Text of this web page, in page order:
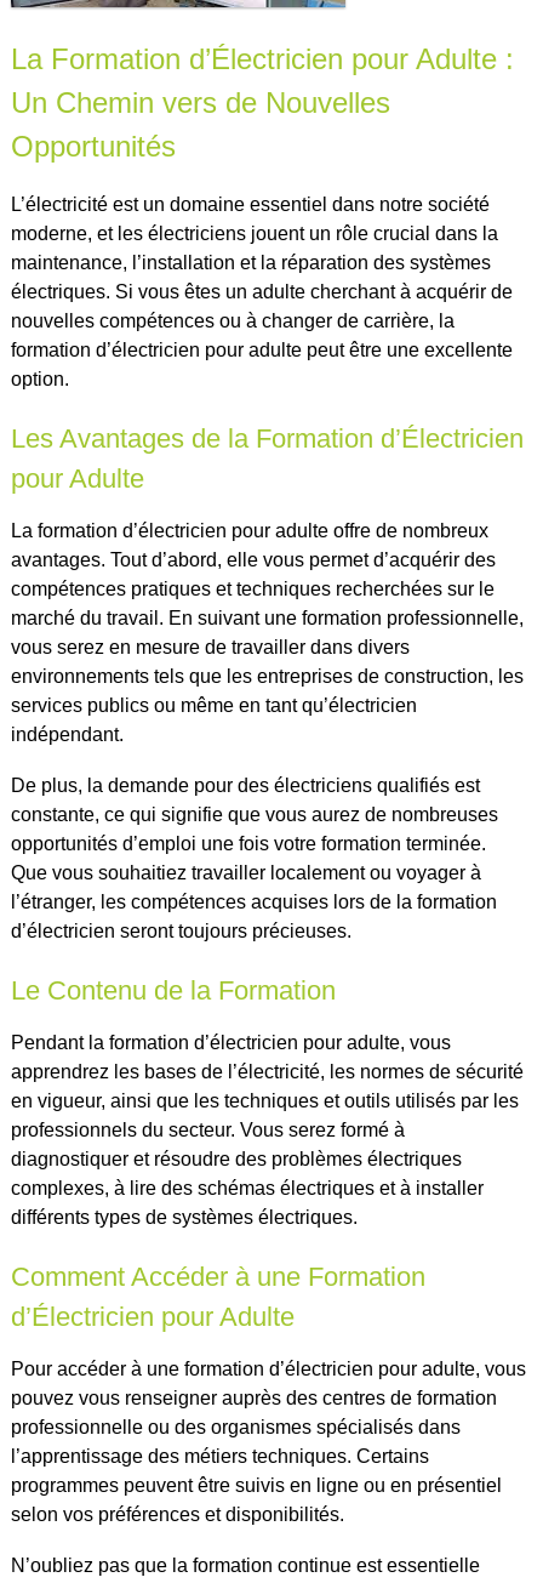
La Formation d’Électricien pour Adulte :
Un Chemin vers de Nouvelles
Opportunités
L’électricité est un domaine essentiel dans notre société
moderne, et les électriciens jouent un rôle crucial dans la
maintenance, l’installation et la réparation des systèmes
électriques. Si vous êtes un adulte cherchant à acquérir de
nouvelles compétences ou à changer de carrière, la
formation d’électricien pour adulte peut être une excellente
option.
Les Avantages de la Formation d’Électricien
pour Adulte
La formation d’électricien pour adulte offre de nombreux
avantages. Tout d’abord, elle vous permet d’acquérir des
compétences pratiques et techniques recherchées sur le
marché du travail. En suivant une formation professionnelle,
vous serez en mesure de travailler dans divers
environnements tels que les entreprises de construction, les
services publics ou même en tant qu’électricien
indépendant.
De plus, la demande pour des électriciens qualifiés est
constante, ce qui signifie que vous aurez de nombreuses
opportunités d’emploi une fois votre formation terminée.
Que vous souhaitiez travailler localement ou voyager à
l’étranger, les compétences acquises lors de la formation
d’électricien seront toujours précieuses.
Le Contenu de la Formation
Pendant la formation d’électricien pour adulte, vous
apprendrez les bases de l’électricité, les normes de sécurité
en vigueur, ainsi que les techniques et outils utilisés par les
professionnels du secteur. Vous serez formé à
diagnostiquer et résoudre des problèmes électriques
complexes, à lire des schémas électriques et à installer
différents types de systèmes électriques.
Comment Accéder à une Formation
d’Électricien pour Adulte
Pour accéder à une formation d’électricien pour adulte, vous
pouvez vous renseigner auprès des centres de formation
professionnelle ou des organismes spécialisés dans
l’apprentissage des métiers techniques. Certains
programmes peuvent être suivis en ligne ou en présentiel
selon vos préférences et disponibilités.
N’oubliez pas que la formation continue est essentielle